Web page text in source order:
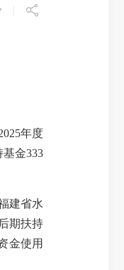

年度
基金333
建省水
期扶持
金使用